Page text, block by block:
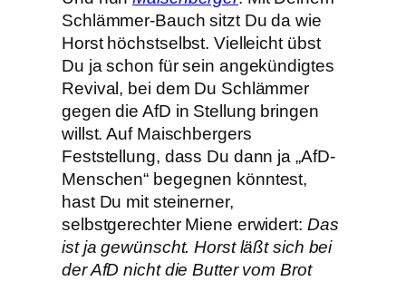
Schlämmer-Bauch sitzt Du da wie
Horst höchstselbst. Vielleicht übst
Du ja schon für sein angekündigtes
Revival, bei dem Du Schlämmer
gegen die AfD in Stellung bringen
willst. Auf Maischbergers
Feststellung, dass Du dann ja „AfD-
Menschen“ begegnen könntest,
hast Du mit steinerner,
selbstgerechter Miene erwidert: Das
ist ja gewünscht. Horst läßt sich bei
der AfD nicht die Butter vom Brot